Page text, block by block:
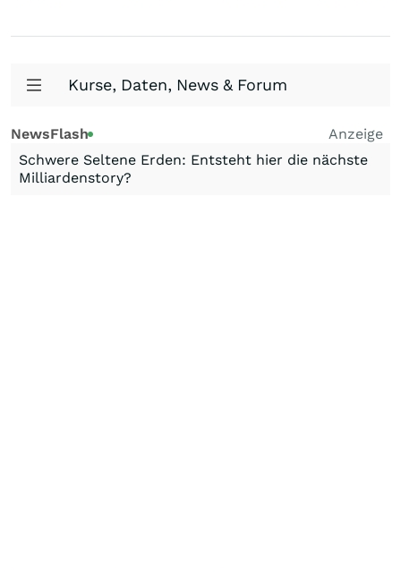
Kurse, Daten, News & Forum
NewsFlash
Anzeige
Schwere Seltene Erden: Entsteht hier die nächste
Milliardenstory?